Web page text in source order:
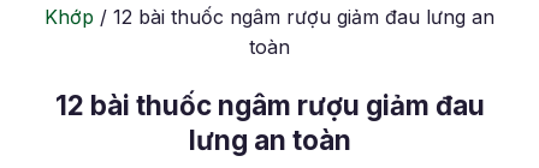
Khớp / 12 bài thuốc ngâm rượu giảm đau lưng an
toàn
12 bài thuốc ngâm rượu giảm đau
lưng an toàn